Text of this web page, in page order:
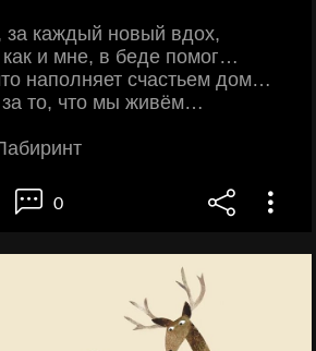
за каждый новый вдох,
как и мне, в беде помог…
наполняет счастьем дом…
то, что мы живём…
0